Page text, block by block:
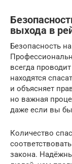
выхода в
Безопасность
всегда
находятся
и объясняет
но важная
даже если вы
Количество
закона.